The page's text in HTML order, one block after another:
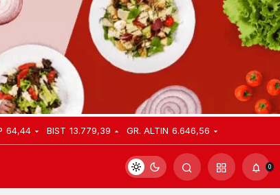
64,44 BIST 13.779,39 GR. ALTIN 6.646,56
0